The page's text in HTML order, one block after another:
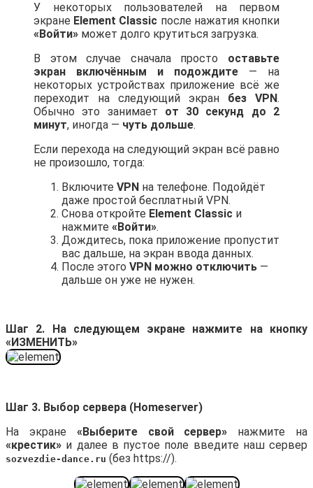
У некоторых пользователей на первом
экране Element Classic после нажатия кнопки
«Войти» может долго крутиться загрузка.
В этом случае сначала просто оставьте
экран включённым и подождите — на
некоторых устройствах приложение всё же
переходит на следующий экран без VPN.
Обычно это занимает от 30 секунд до 2
минут, иногда — чуть дольше.
Если перехода на следующий экран всё равно
не произошло, тогда:
Включите VPN на телефоне. Подойдёт
даже простой бесплатный VPN.
Снова откройте Element Classic и
нажмите «Войти».
Дождитесь, пока приложение пропустит
вас дальше, на экран ввода данных.
После этого VPN можно отключить —
дальше он уже не нужен.
Шаг 2. На следующем экране нажмите на кнопку
«ИЗМЕНИТЬ»
Шаг 3. Выбор сервера (Homeserver)
На экране «Выберите свой сервер» нажмите на
«крестик» и далее в пустое поле введите наш сервер
sozvezdie-dance.ru (без https://).